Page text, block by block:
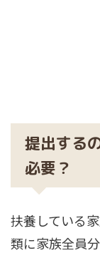
提出する
必要？
扶養している
類に家族全員